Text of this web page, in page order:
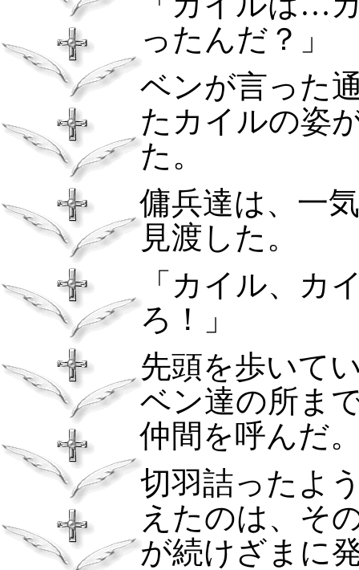
ったんだ？」
ベンが言った
たカイルの姿
た。
傭兵達は、一
見渡した。
「カイル、カ
ろ！」
先頭を歩いて
ベン達の所ま
仲間を呼んだ
切羽詰ったよ
えたのは、そ
が続けざまに